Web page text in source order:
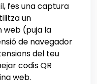
fes una captura
un
web (puja la
de navegador
del teu
codis QR
web.